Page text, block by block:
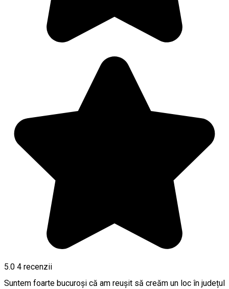
5.0 4 recenzii
Suntem foarte bucuroși că am reușit să creăm un loc în județul